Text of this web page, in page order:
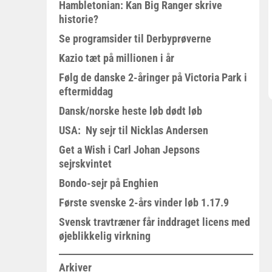
Hambletonian: Kan Big Ranger skrive
historie?
Se programsider til Derbyprøverne
Kazio tæt på millionen i år
Følg de danske 2-åringer på Victoria Park i
eftermiddag
Dansk/norske heste løb dødt løb
USA: Ny sejr til Nicklas Andersen
Get a Wish i Carl Johan Jepsons
sejrskvintet
Bondo-sejr på Enghien
Første svenske 2-års vinder løb 1.17.9
Svensk travtræner får inddraget licens med
øjeblikkelig virkning
Arkiver